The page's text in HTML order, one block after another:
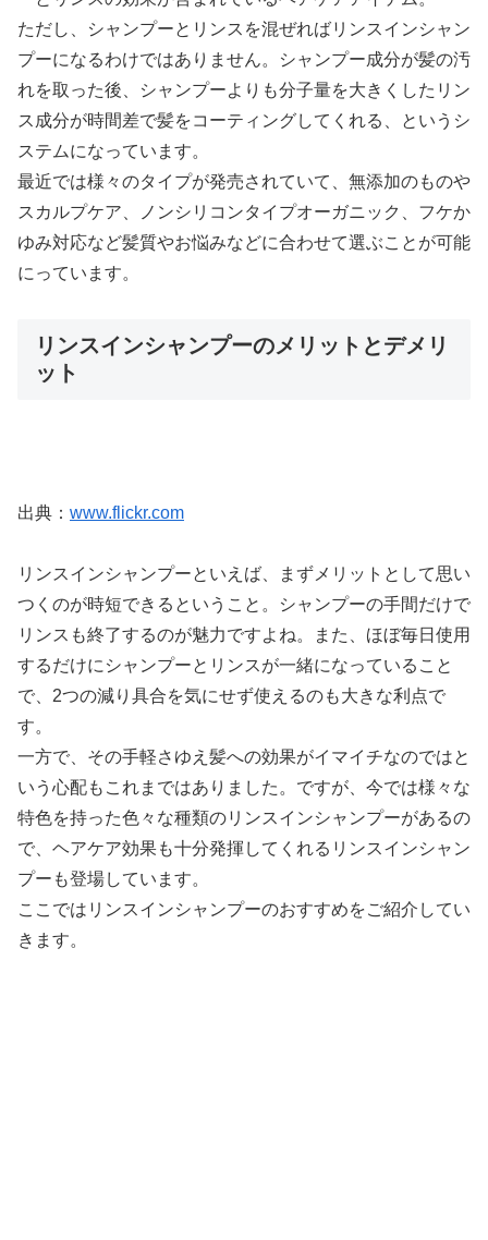
ただし、シャンプーとリンスを混ぜればリンスインシャン
プーになるわけではありません。シャンプー成分が髪の汚
れを取った後、シャンプーよりも分子量を大きくしたリン
ス成分が時間差で髪をコーティングしてくれる、というシ
ステムになっています。
最近では様々のタイプが発売されていて、無添加のものや
スカルプケア、ノンシリコンタイプオーガニック、フケか
ゆみ対応など髪質やお悩みなどに合わせて選ぶことが可能
にっています。
リンスインシャンプーのメリットとデメリ
ット
出典： www.flickr.com
リンスインシャンプーといえば、まずメリットとして思い
つくのが時短できるということ。シャンプーの手間だけで
リンスも終了するのが魅力ですよね。また、ほぼ毎日使用
するだけにシャンプーとリンスが一緒になっていること
で、2つの減り具合を気にせず使えるのも大きな利点で
す。
一方で、その手軽さゆえ髪への効果がイマイチなのではと
いう心配もこれまではありました。ですが、今では様々な
特色を持った色々な種類のリンスインシャンプーがあるの
で、ヘアケア効果も十分発揮してくれるリンスインシャン
プーも登場しています。
ここではリンスインシャンプーのおすすめをご紹介してい
きます。